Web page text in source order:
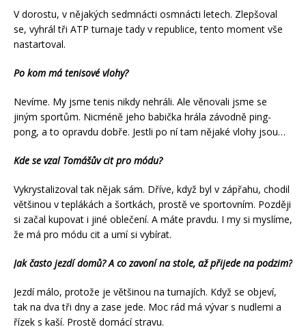
V dorostu, v nějakých sedmnácti osmnácti letech. Zlepšoval
se, vyhrál tři ATP turnaje tady v republice, tento moment vše
nastartoval.
Po kom má tenisové vlohy?
Nevíme. My jsme tenis nikdy nehráli. Ale věnovali jsme se
jiným sportům. Nicméně jeho babička hrála závodně ping-
pong, a to opravdu dobře. Jestli po ní tam nějaké vlohy jsou…
Kde se vzal Tomášův cit pro módu?
Vykrystalizoval tak nějak sám. Dříve, když byl v zápřahu, chodil
většinou v teplákách a šortkách, prostě ve sportovním. Později
si začal kupovat i jiné oblečení. A máte pravdu. I my si myslíme,
že má pro módu cit a umí si vybírat.
Jak často jezdí domů? A co zavoní na stole, až přijede na podzim?
Jezdí málo, protože je většinou na turnajích. Když se objeví,
tak na dva tři dny a zase jede. Moc rád má vývar s nudlemi a
řízek s kaší. Prostě domácí stravu.